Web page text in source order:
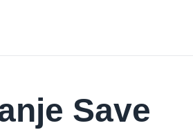
Save